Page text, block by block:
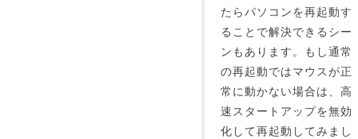
たらパソコンを再起動す
ることで解決できるシー
ンもあります。もし通常
の再起動ではマウスが正
常に動かない場合は、高
速スタートアップを無効
化して再起動してみまし